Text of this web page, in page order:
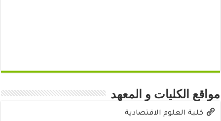
مواقع الكليات و المعهد
كلية العلوم الاقتصادية